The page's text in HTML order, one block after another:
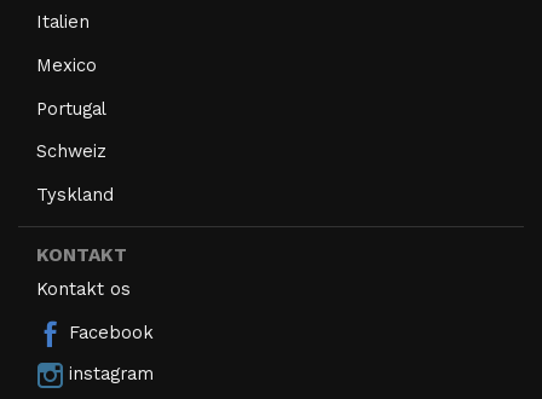
Italien
Mexico
Portugal
Schweiz
Tyskland
KONTAKT
Kontakt os
Facebook
instagram